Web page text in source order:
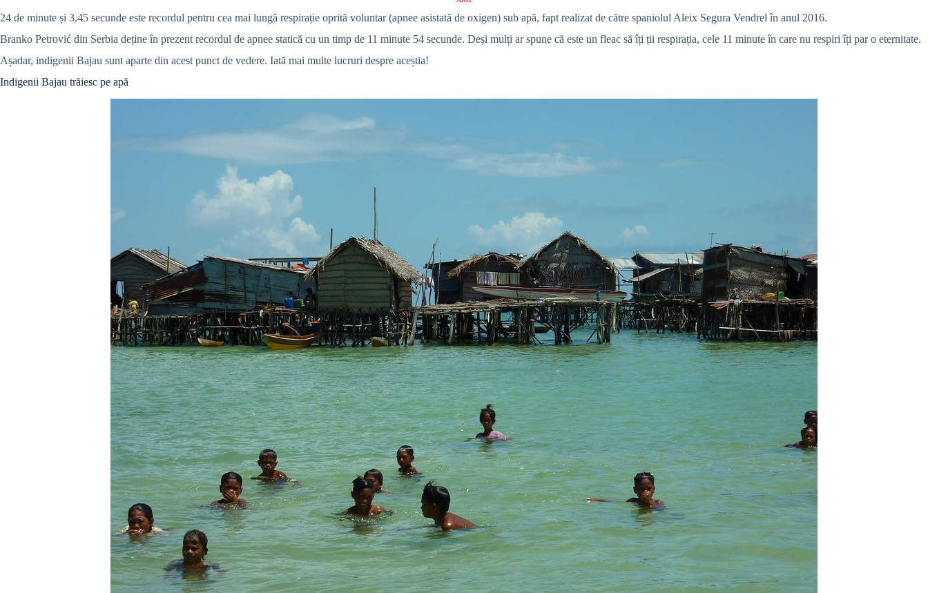
24 de minute și 3,45 secunde este recordul pentru cea mai lungă respirație oprită voluntar (apnee asistată de oxigen) sub apă, fapt realizat de către spaniolul Aleix Segura Vendrel în anul 2016.
Branko Petrović din Serbia deține în prezent recordul de apnee statică cu un timp de 11 minute 54 secunde. Deși mulți ar spune că este un fleac să îți ții respirația, cele 11 minute în care nu respiri îți par o eternitate.
Așadar, indigenii Bajau sunt aparte din acest punct de vedere. Iată mai multe lucruri despre aceștia!
Indigenii Bajau trăiesc pe apă